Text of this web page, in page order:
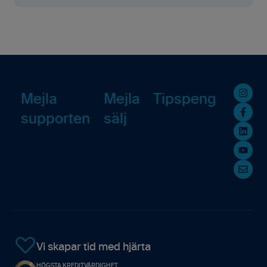
API
Mejla
supporten
Mejla
sälj
Tipspeng
Vi skapar tid med hjärta
HÖGSTA KREDITVÄRDIGHET